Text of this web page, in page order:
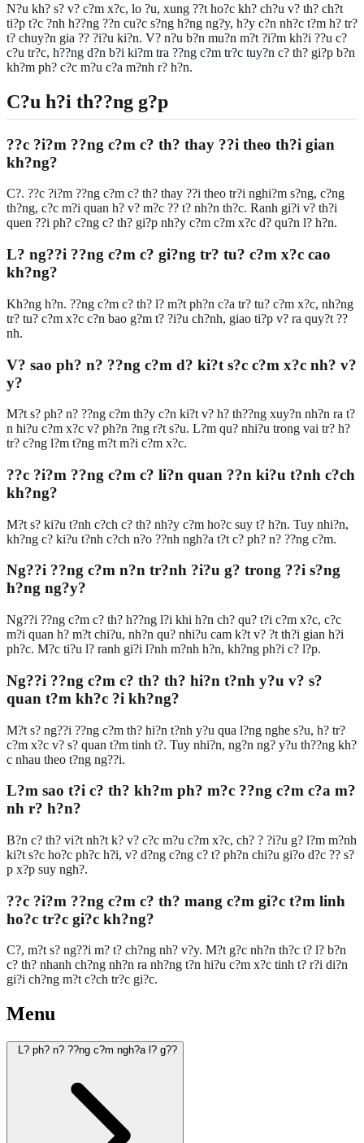
N?u kh? s? v? c?m x?c, lo ?u, xung ??t ho?c kh? ch?u v? th? ch?t
ti?p t?c ?nh h??ng ??n cu?c s?ng h?ng ng?y, h?y c?n nh?c t?m h? tr?
t? chuy?n gia ?? ?i?u ki?n. V? n?u b?n mu?n m?t ?i?m kh?i ??u c?
c?u tr?c, h??ng d?n b?i ki?m tra ??ng c?m tr?c tuy?n c? th? gi?p b?n
kh?m ph? c?c m?u c?a m?nh r? h?n.
C?u h?i th??ng g?p
??c ?i?m ??ng c?m c? th? thay ??i theo th?i gian
kh?ng?
C?. ??c ?i?m ??ng c?m c? th? thay ??i theo tr?i nghi?m s?ng, c?ng
th?ng, c?c m?i quan h? v? m?c ?? t? nh?n th?c. Ranh gi?i v? th?i
quen ??i ph? c?ng c? th? gi?p nh?y c?m c?m x?c d? qu?n l? h?n.
L? ng??i ??ng c?m c? gi?ng tr? tu? c?m x?c cao
kh?ng?
Kh?ng h?n. ??ng c?m c? th? l? m?t ph?n c?a tr? tu? c?m x?c, nh?ng
tr? tu? c?m x?c c?n bao g?m t? ?i?u ch?nh, giao ti?p v? ra quy?t ??
nh.
V? sao ph? n? ??ng c?m d? ki?t s?c c?m x?c nh? v?
y?
M?t s? ph? n? ??ng c?m th?y c?n ki?t v? h? th??ng xuy?n nh?n ra t?
n hi?u c?m x?c v? ph?n ?ng r?t s?u. L?m qu? nhi?u trong vai tr? h?
tr? c?ng l?m t?ng m?t m?i c?m x?c.
??c ?i?m ??ng c?m c? li?n quan ??n ki?u t?nh c?ch
kh?ng?
M?t s? ki?u t?nh c?ch c? th? nh?y c?m ho?c suy t? h?n. Tuy nhi?n,
kh?ng c? ki?u t?nh c?ch n?o ??nh ngh?a t?t c? ph? n? ??ng c?m.
Ng??i ??ng c?m n?n tr?nh ?i?u g? trong ??i s?ng
h?ng ng?y?
Ng??i ??ng c?m c? th? h??ng l?i khi h?n ch? qu? t?i c?m x?c, c?c
m?i quan h? m?t chi?u, nh?n qu? nhi?u cam k?t v? ?t th?i gian h?i
ph?c. M?c ti?u l? ranh gi?i l?nh m?nh h?n, kh?ng ph?i c? l?p.
Ng??i ??ng c?m c? th? th? hi?n t?nh y?u v? s?
quan t?m kh?c ?i kh?ng?
M?t s? ng??i ??ng c?m th? hi?n t?nh y?u qua l?ng nghe s?u, h? tr?
c?m x?c v? s? quan t?m tinh t?. Tuy nhi?n, ng?n ng? y?u th??ng kh?
c nhau theo t?ng ng??i.
L?m sao t?i c? th? kh?m ph? m?c ??ng c?m c?a m?
nh r? h?n?
B?n c? th? vi?t nh?t k? v? c?c m?u c?m x?c, ch? ? ?i?u g? l?m m?nh
ki?t s?c ho?c ph?c h?i, v? d?ng c?ng c? t? ph?n chi?u gi?o d?c ?? s?
p x?p suy ngh?.
??c ?i?m ??ng c?m c? th? mang c?m gi?c t?m linh
ho?c tr?c gi?c kh?ng?
C?, m?t s? ng??i m? t? ch?ng nh? v?y. M?t g?c nh?n th?c t? l? b?n
c? th? nhanh ch?ng nh?n ra nh?ng t?n hi?u c?m x?c tinh t? r?i di?n
gi?i ch?ng m?t c?ch tr?c gi?c.
Menu
L? ph? n? ??ng c?m ngh?a l? g??